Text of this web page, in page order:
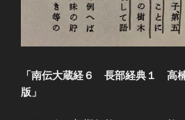
「南伝大蔵経６ 長部経典１ 高
版」